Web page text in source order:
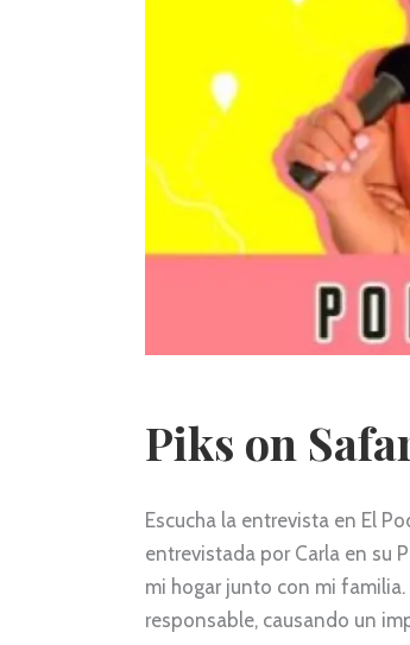
Piks on
Escucha la entrevista en El
entrevistada por Carla en su
mi hogar junto con mi
responsable, causando un